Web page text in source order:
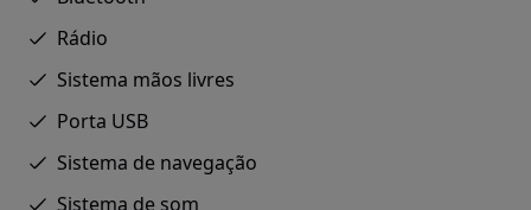
Rádio
Sistema mãos livres
Porta USB
Sistema de navegação
Sistema de som